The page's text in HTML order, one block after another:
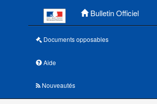
Bulletin Officiel
Documents opposables
Aide
Nouveautés